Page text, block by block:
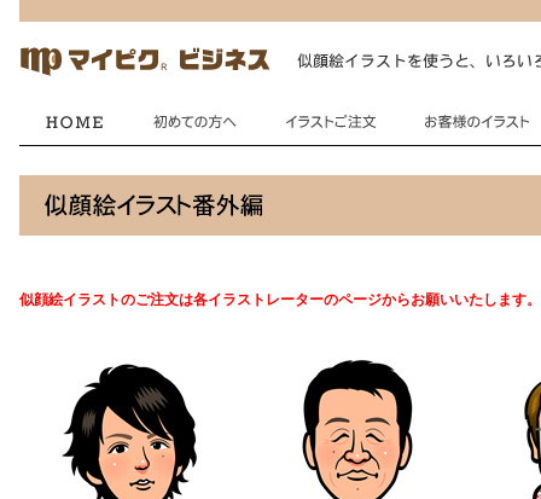
似顔絵イラストのご注文は各イラストレーターのページからお願いいたします。